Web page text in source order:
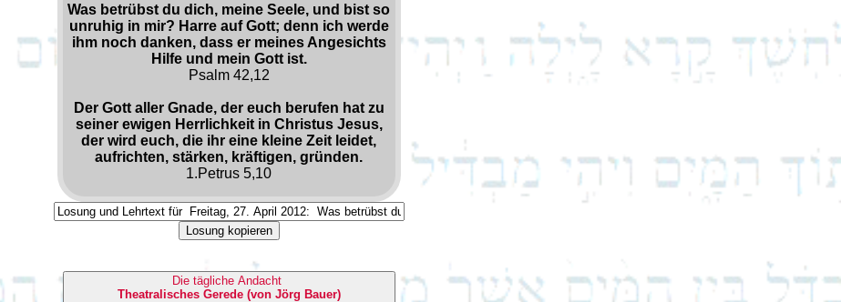
Was betrübst du dich, meine Seele, und bist so
unruhig in mir? Harre auf Gott; denn ich werde
ihm noch danken, dass er meines Angesichts
Hilfe und mein Gott ist.
Psalm 42,12
Der Gott aller Gnade, der euch berufen hat zu
seiner ewigen Herrlichkeit in Christus Jesus,
der wird euch, die ihr eine kleine Zeit leidet,
aufrichten, stärken, kräftigen, gründen.
1.Petrus 5,10
Losung kopieren
Die tägliche Andacht
Theatralisches Gerede (von Jörg Bauer)